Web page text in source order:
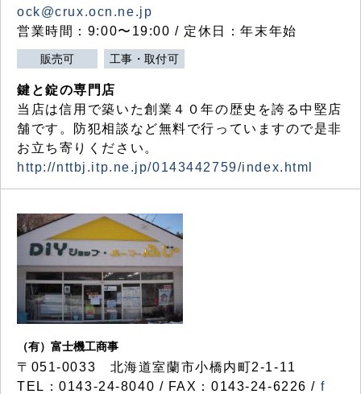
ock@crux.ocn.ne.jp
営業時間：9:00〜19:00 / 定休日：年末年始
販売可 工事・取付可
鍵と錠の専門店
当店は信用で築いた創業４０年の歴史を誇る中堅店
舗です。防犯相談など無料で行っていますので是非
お立ち寄りください。
http://nttbj.itp.ne.jp/0143442759/index.html
（有）富士機工商事
〒051-0033 北海道室蘭市小橋内町2-1-11
TEL：0143-24-8040 / FAX：0143-24-6226 / f